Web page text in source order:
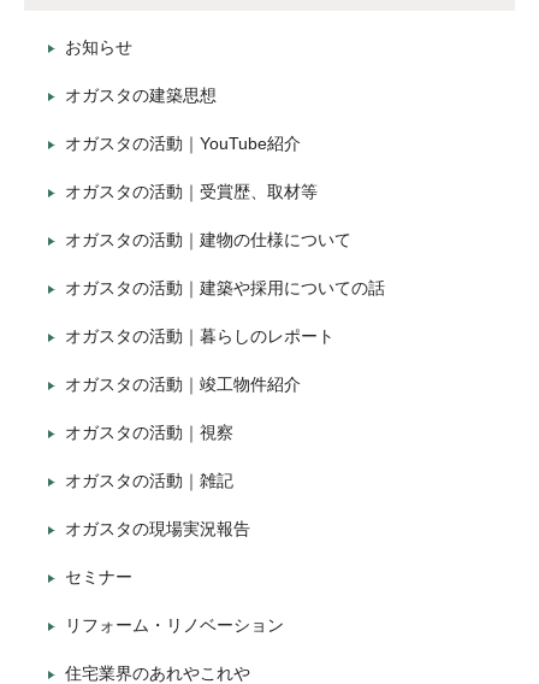
お知らせ
オガスタの建築思想
オガスタの活動｜YouTube紹介
オガスタの活動｜受賞歴、取材等
オガスタの活動｜建物の仕様について
オガスタの活動｜建築や採用についての話
オガスタの活動｜暮らしのレポート
オガスタの活動｜竣工物件紹介
オガスタの活動｜視察
オガスタの活動｜雑記
オガスタの現場実況報告
セミナー
リフォーム・リノベーション
住宅業界のあれやこれや